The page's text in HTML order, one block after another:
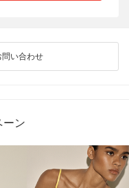
問い合わせ
ン